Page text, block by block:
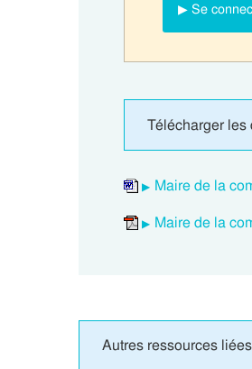
▶ Se
Télécharger les
Maire de la
Maire de la
Autres ressources